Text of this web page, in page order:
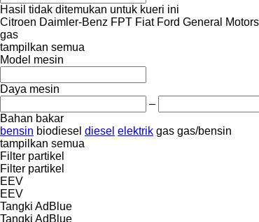
Hasil tidak ditemukan untuk kueri ini
Citroen Daimler-Benz FPT Fiat Ford General Motors
gas
tampilkan semua
Model mesin
Daya mesin
–
Bahan bakar
bensin biodiesel diesel elektrik gas gas/bensin
tampilkan semua
Filter partikel
Filter partikel
EEV
EEV
Tangki AdBlue
Tangki AdBlue